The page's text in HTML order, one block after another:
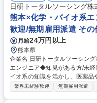
日研トータルソーシング株
熊本×化学・バイオ系
歓迎/無期雇用派遣 そ
月給24万円以上
熊本県
企業名 日研トータルソーシング株式会社 求人名 ◆熊本×
エンジニア◆知見がある方/未経験歓迎/無期
イオ系の知識を活かし、医薬
究、品質管理を担当。神奈川
業界未経験歓迎 無期雇用派遣